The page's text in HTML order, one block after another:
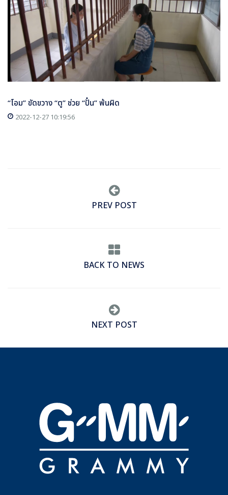
“โอม” ขัดขวาง “ตู” ช่วย “ปั๋น” พ้นผิด
2022-12-27 10:19:56
PREV POST
BACK TO NEWS
NEXT POST